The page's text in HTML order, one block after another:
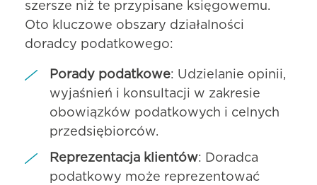
szersze niż te przypisane księgowemu.
Oto kluczowe obszary działalności
doradcy podatkowego:
Porady podatkowe: Udzielanie opinii,
wyjaśnień i konsultacji w zakresie
obowiązków podatkowych i celnych
przedsiębiorców.
Reprezentacja klientów: Doradca
podatkowy może reprezentować